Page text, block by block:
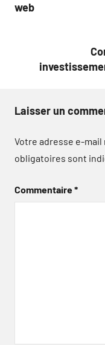
l’article
web
Laisser un
Votre adresse e-mail
obligatoires sont
Commentaire*